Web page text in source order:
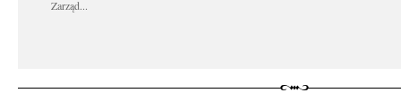
Zarząd...